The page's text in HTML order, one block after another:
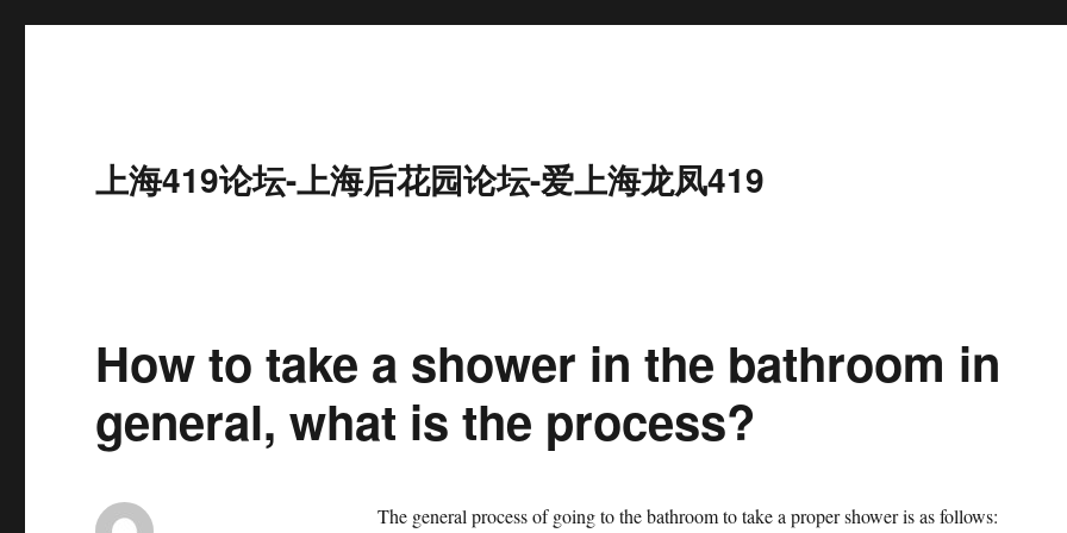
上海419论坛-上海后花园论坛-爱上海龙凤419
How to take a shower in the bathroom in
general, what is the process?
The general process of going to the bathroom to take a proper shower is as follows: